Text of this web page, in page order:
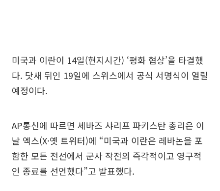
미국과 이란이 14일(현지시간) ‘평화 협상’을 타결했
다. 닷새 뒤인 19일에 스위스에서 공식 서명식이 열릴
예정이다.
AP통신에 따르면 셰바즈 샤리프 파키스탄 총리은 이
날 엑스(X·옛 트위터)에 “미국과 이란은 레바논을 포
함한 모든 전선에서 군사 작전의 즉각적이고 영구적
인 종료를 선언했다”고 발표했다.